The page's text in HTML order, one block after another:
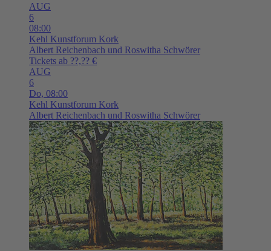
AUG
6
08:00
Kehl Kunstforum Kork
Albert Reichenbach und Roswitha Schwörer
Tickets ab ??,?? €
AUG
6
Do, 08:00
Kehl Kunstforum Kork
Albert Reichenbach und Roswitha Schwörer